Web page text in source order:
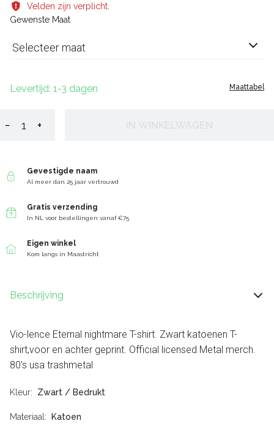
Velden zijn verplicht.
Gewenste Maat
Selecteer maat
Maattabel
Levertijd: 1-3 dagen
− +
Gevestigde naam
Al meer dan 25 jaar vertrouwd
Gratis verzending
In NL voor bestellingen vanaf €75
Eigen winkel
Kom langs in Maastricht
Beschrijving
Vio-lence Eternal nightmare T-shirt. Zwart katoenen T-
shirt,voor en achter geprint. Official licensed Metal merch.
80's usa trashmetal
Kleur Zwart / Bedrukt
Materiaal Katoen